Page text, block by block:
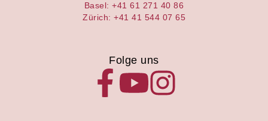
Basel: +41 61 271 40 86
Zürich: +41 41 544 07 65
Folge uns